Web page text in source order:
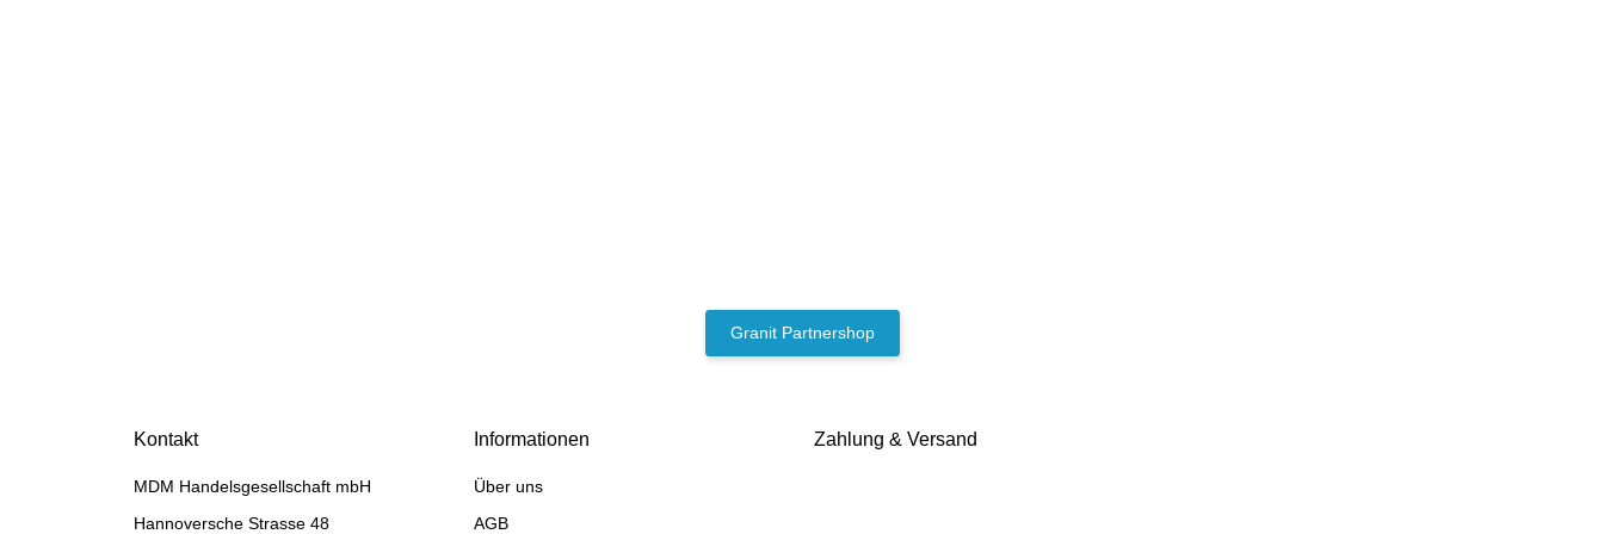
D942, D962 D 942, D 962,
Preis auf Anfrage
Granit Partnershop
Kontakt
MDM Handelsgesellschaft mbH
Hannoversche Strasse 48
Informationen
Über uns
AGB
Zahlung & Versand